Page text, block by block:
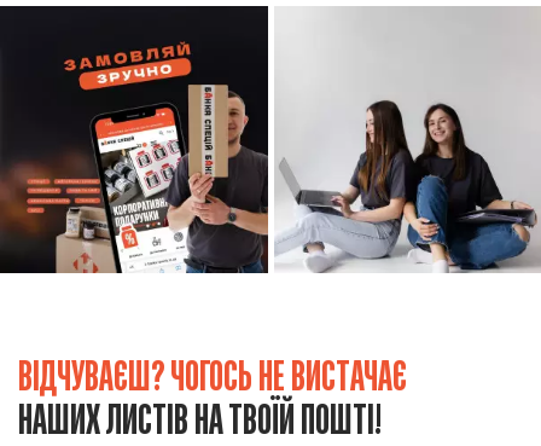
ВІДЧУВАЄШ? ЧОГОСЬ НЕ ВИСТАЧАЄ
НАШИХ ЛИСТІВ НА ТВОЇЙ ПОШТІ!